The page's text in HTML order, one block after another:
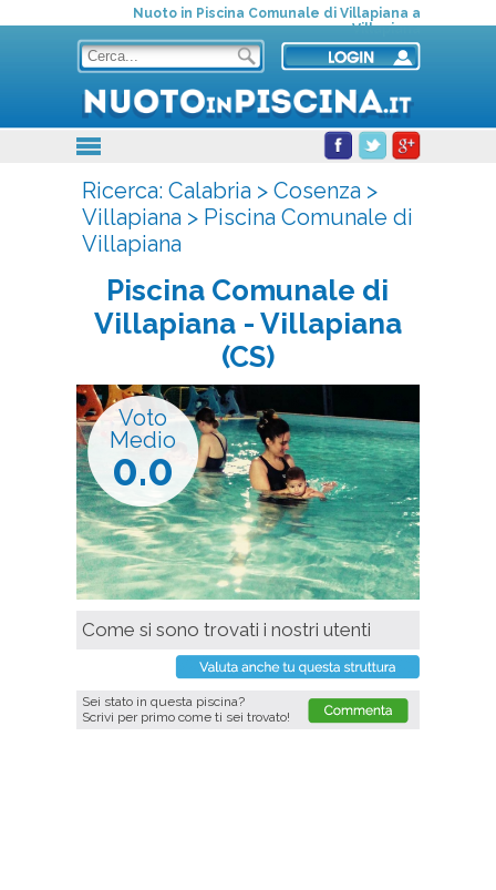
Nuoto in Piscina Comunale di Villapiana a
Villapiana
Ricerca: Calabria> Cosenza>
Villapiana> Piscina Comunale di
Villapiana
Piscina Comunale di
Villapiana- Villapiana
(CS)
Voto
Medio
0.0
Come si sono trovati i nostri utenti
Sei stato in questa piscina?
Scrivi per primo come ti sei trovato!